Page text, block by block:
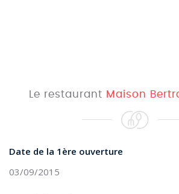
Le restaurant Maison
Date de la 1ère ouverture
03/09/2015